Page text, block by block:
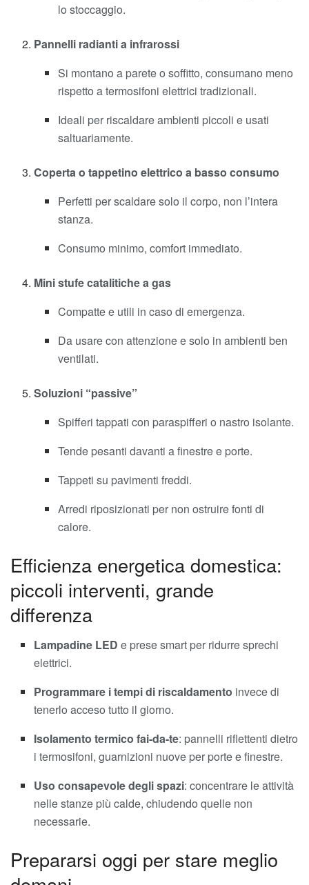
lo stoccaggio.
Pannelli radianti a infrarossi
Si montano a parete o soffitto, consumano meno
rispetto a termosifoni elettrici tradizionali.
Ideali per riscaldare ambienti piccoli e usati
saltuariamente.
Coperta o tappetino elettrico a basso consumo
Perfetti per scaldare solo il corpo, non l’intera
stanza.
Consumo minimo, comfort immediato.
Mini stufe catalitiche a gas
Compatte e utili in caso di emergenza.
Da usare con attenzione e solo in ambienti ben
ventilati.
Soluzioni “passive”
Spifferi tappati con paraspifferi o nastro isolante.
Tende pesanti davanti a finestre e porte.
Tappeti su pavimenti freddi.
Arredi riposizionati per non ostruire fonti di
calore.
Efficienza energetica domestica:
piccoli interventi, grande
differenza
Lampadine LED e prese smart per ridurre sprechi
elettrici.
Programmare i tempi di riscaldamento invece di
tenerlo acceso tutto il giorno.
Isolamento termico fai-da-te: pannelli riflettenti dietro
i termosifoni, guarnizioni nuove per porte e finestre.
Uso consapevole degli spazi: concentrare le attività
nelle stanze più calde, chiudendo quelle non
necessarie.
Prepararsi oggi per stare meglio